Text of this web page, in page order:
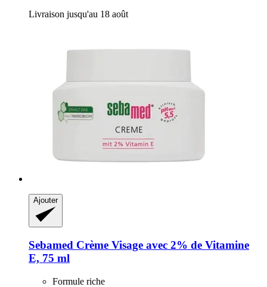
Livraison jusqu'au 18 août
Ajouter
Sebamed Crème Visage avec 2% de Vitamine
E, 75 ml
Formule riche